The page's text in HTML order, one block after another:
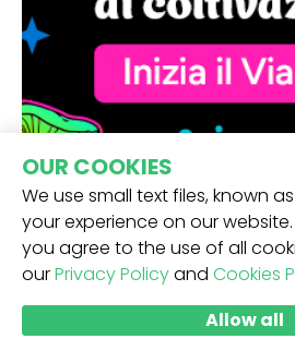
RICEVI LA NOSTRA
OUR COOKIES
We use small text files, known
your experience on our website.
you agree to the use of all
ourPrivacy Policyand Cookies
Allow all